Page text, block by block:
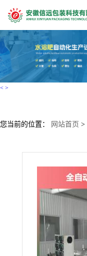
< >
您当前的位置： 网站首页 >